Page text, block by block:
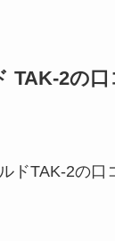
TAK-2の口
ドTAK-2の口